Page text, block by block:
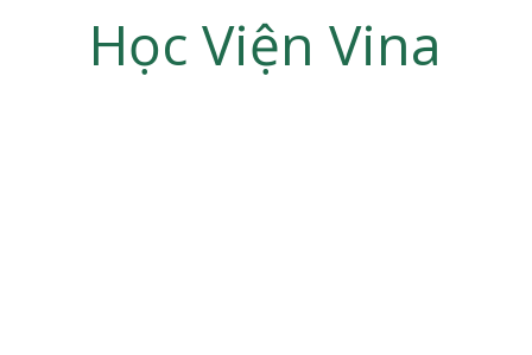
Học Viện Vina